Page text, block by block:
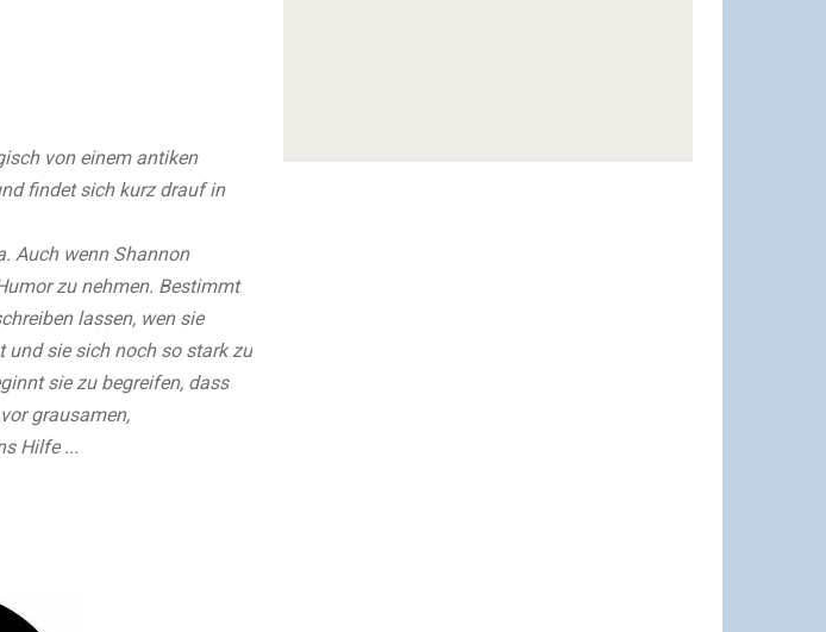
von einem antiken
findet sich kurz drauf in
Auch wenn Shannon
zu nehmen. Bestimmt
lassen, wen sie
und sie sich noch so stark zu
sie zu begreifen, dass
grausamen,
Hilfe ...